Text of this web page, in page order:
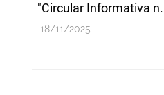
"Circular Informativa
18/11/2025